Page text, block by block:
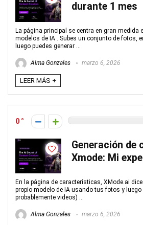
durante 1 mes
La página principal se centra en gran medida
modelos de IA . Subes un conjunto de fotos,
luego puedes generar ...
Alma Gonzales marzo 6, 2026
LEER MÁS +
0
Generación de
Xmode: Mi
En la página de características, XMode.ai
propio modelo de IA usando tus fotos y
probablemente videos) ...
Alma Gonzales marzo 6, 2026